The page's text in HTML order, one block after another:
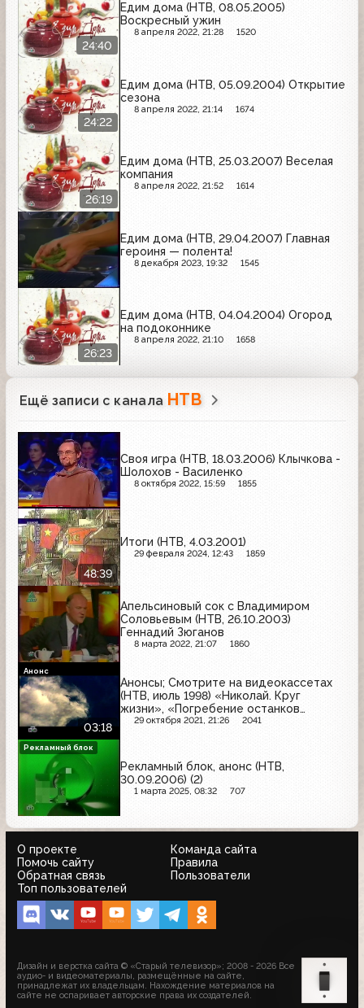
24:40
Едим дома (НТВ, 08.05.2005)
Воскресный ужин
8 апреля 2022, 21:28 1520
24:22
Едим дома (НТВ, 05.09.2004) Открытие
сезона
8 апреля 2022, 21:14 1674
26:19
Едим дома (НТВ, 25.03.2007) Веселая
компания
8 апреля 2022, 21:52 1614
Едим дома (НТВ, 29.04.2007) Главная
героиня — полента!
8 декабря 2023, 19:32 1545
26:23
Едим дома (НТВ, 04.04.2004) Огород
на подоконнике
8 апреля 2022, 21:10 1658
Ещё записи с канала НТВ
Своя игра (НТВ, 18.03.2006) Клычкова -
Шолохов - Василенко
8 октября 2022, 15:59 1855
48:39
Итоги (НТВ, 4.03.2001)
29 февраля 2024, 12:43 1859
Апельсиновый сок с Владимиром
Соловьевым (НТВ, 26.10.2003)
Геннадий Зюганов
8 марта 2022, 21:07 1860
03:18
Анонсы; Смотрите на видеокассетах
(НТВ, июль 1998) «Николай. Круг
жизни», «Погребение останков
царской семьи», «Тумстоун -
29 октября 2021, 21:26 2041
Анонс
Рекламный блок, анонс (НТВ,
30.09.2006) (2)
1 марта 2025, 08:32 707
Рекламный блок
О проекте
Команда сайта
Помочь сайту
Правила
Обратная связь
Пользователи
Топ пользователей
Дизайн и верстка сайта © «Старый телевизор»; 2008 - 2026 Все
аудио- и видеоматериалы, размещённые на сайте,
принадлежат их владельцам. Нахождение материалов на
сайте не оспаривает авторские права их создателей.